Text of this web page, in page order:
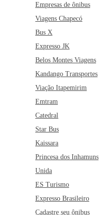
Empresas de ônibus
Viagens Chapecó
Bus X
Expresso JK
Belos Montes Viagens
Kandango Transportes
Viação Itapemirim
Emtram
Catedral
Star Bus
Kaissara
Princesa dos Inhamuns
Unida
ES Turismo
Expresso Brasileiro
Cadastre seu ônibus